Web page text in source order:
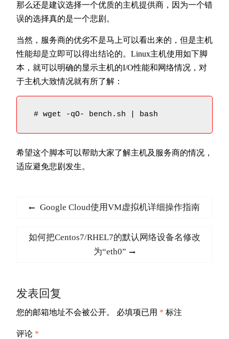
那么还是建议选择一个优质的主机提供商，因为一个错
误的选择真的是一个悲剧。
当然，服务商的优劣不是马上可以看出来的，但是主机
性能却是立即可以得出结论的。Linux主机使用如下脚
本，就可以明确的显示主机的I/O性能和网络情况，对
于主机大致情况就有所了解：
# wget -qO- bench.sh | bash
希望这个脚本可以帮助大家了解主机及服务商的情况，
适应避免悲剧发生。
Previous
Google Cloud使用VM虚拟机详细操作指南
Next
如何把Centos7/RHEL7的默认网络设备名修改
为“eth0”
发表回复
您的邮箱地址不会被公开。 必填项已用 * 标注
评论 *